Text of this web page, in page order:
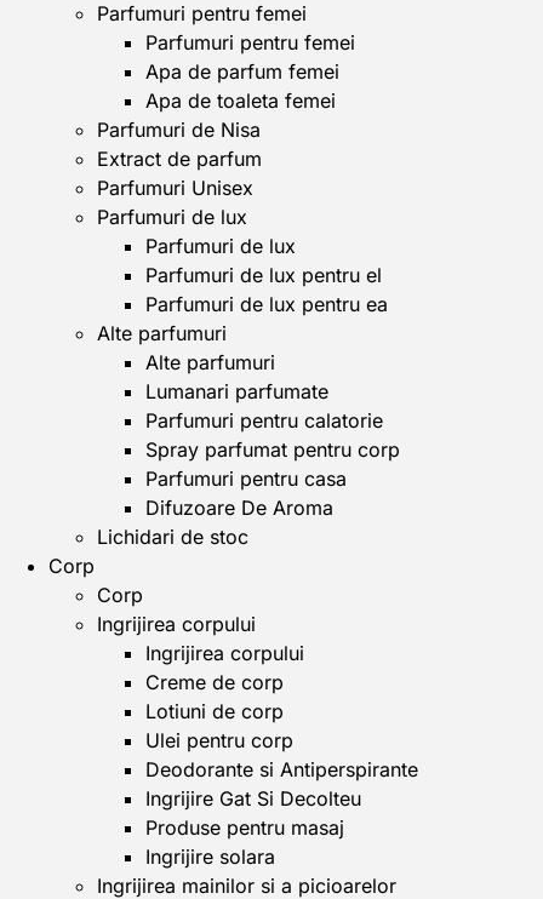
Parfumuri pentru femei
Parfumuri pentru femei
Apa de parfum femei
Apa de toaleta femei
Parfumuri de Nisa
Extract de parfum
Parfumuri Unisex
Parfumuri de lux
Parfumuri de lux
Parfumuri de lux pentru el
Parfumuri de lux pentru ea
Alte parfumuri
Alte parfumuri
Lumanari parfumate
Parfumuri pentru calatorie
Spray parfumat pentru corp
Parfumuri pentru casa
Difuzoare De Aroma
Lichidari de stoc
Corp
Corp
Ingrijirea corpului
Ingrijirea corpului
Creme de corp
Lotiuni de corp
Ulei pentru corp
Deodorante si Antiperspirante
Ingrijire Gat Si Decolteu
Produse pentru masaj
Ingrijire solara
Ingrijirea mainilor si a picioarelor